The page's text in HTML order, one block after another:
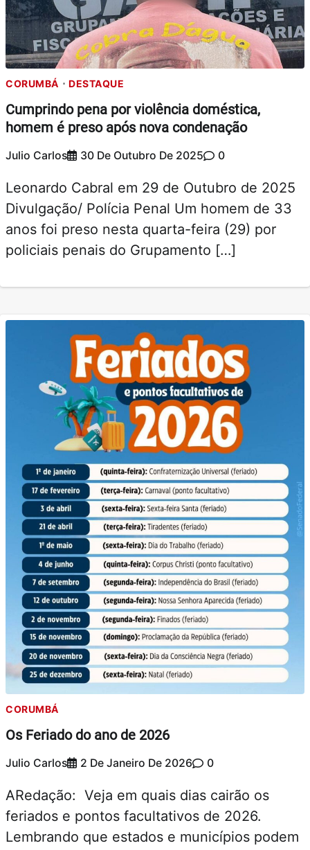
CORUMBÁ DESTAQUE
Cumprindo pena por violência doméstica,
homem é preso após nova condenação
Julio Carlos 30 De Outubro De 2025 0
Leonardo Cabral em 29 de Outubro de 2025
Divulgação/ Polícia Penal Um homem de 33
anos foi preso nesta quarta-feira (29) por
policiais penais do Grupamento […]
CORUMBÁ
Os Feriado do ano de 2026
Julio Carlos 2 De Janeiro De 2026 0
ARedação: Veja em quais dias cairão os
feriados e pontos facultativos de 2026.
Lembrando que estados e municípios podem